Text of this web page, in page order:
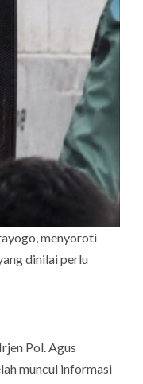
menyoroti
dinilai perlu
Pol. Agus
muncul informasi